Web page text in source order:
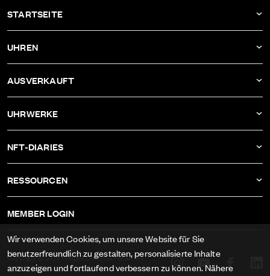
STARTSEITE
ATELIER
UHREN
DBF009
DBF007
AUSVERKAUFT
DBF004
DBF002
DBF001
UHRWERKE
KALIBER RECORD 1959-2
KALIBER AS-1895
NFT-DIARIES
RESSOURCEN
AGB
DATENSCHUTZ
MEMBER LOGIN
Copyright © 2026 Philippe DuBois & Fils SA. All
rights reserved.
Wir verwenden Cookies, um unsere Website für Sie
benutzerfreundlich zu gestalten, personalisierte Inhalte
anzuzeigen und fortlaufend verbessern zu können. Nähere